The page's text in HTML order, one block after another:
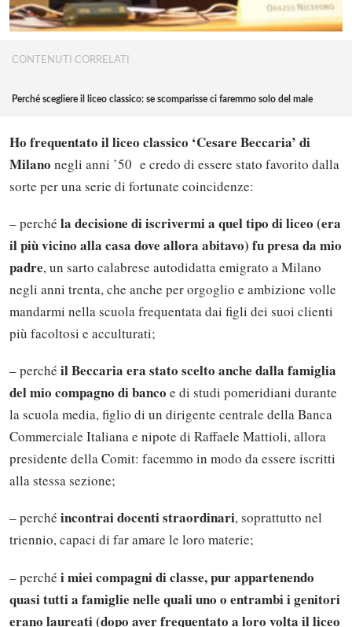
CONTENUTI CORRELATI
Perché scegliere il liceo classico: se scomparisse ci faremmo solo del male
Ho frequentato il liceo classico ‘Cesare Beccaria’ di
Milano negli anni ’50 e credo di essere stato favorito dalla
sorte per una serie di fortunate coincidenze:
– perché la decisione di iscrivermi a quel tipo di liceo (era
il più vicino alla casa dove allora abitavo) fu presa da mio
padre, un sarto calabrese autodidatta emigrato a Milano
negli anni trenta, che anche per orgoglio e ambizione volle
mandarmi nella scuola frequentata dai figli dei suoi clienti
più facoltosi e acculturati;
– perché il Beccaria era stato scelto anche dalla famiglia
del mio compagno di banco e di studi pomeridiani durante
la scuola media, figlio di un dirigente centrale della Banca
Commerciale Italiana e nipote di Raffaele Mattioli, allora
presidente della Comit: facemmo in modo da essere iscritti
alla stessa sezione;
– perché incontrai docenti straordinari, soprattutto nel
triennio, capaci di far amare le loro materie;
– perché i miei compagni di classe, pur appartenendo
quasi tutti a famiglie nelle quali uno o entrambi i genitori
erano laureati (dopo aver frequentato a loro volta il liceo